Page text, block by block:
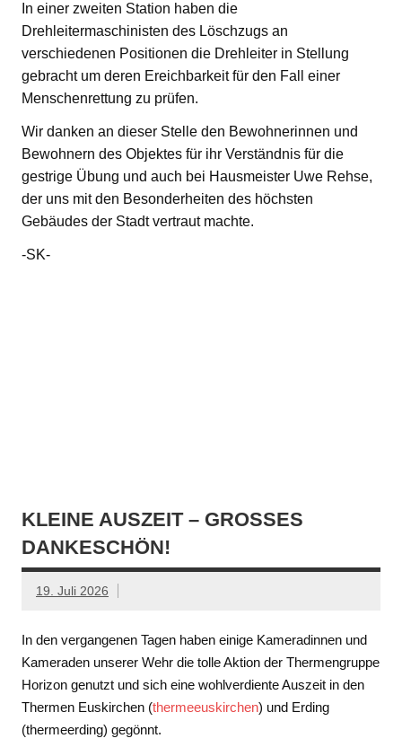
In einer zweiten Station haben die
Drehleitermaschinisten des Löschzugs an
verschiedenen Positionen die Drehleiter in Stellung
gebracht um deren Ereichbarkeit für den Fall einer
Menschenrettung zu prüfen.
Wir danken an dieser Stelle den Bewohnerinnen und
Bewohnern des Objektes für ihr Verständnis für die
gestrige Übung und auch bei Hausmeister Uwe Rehse,
der uns mit den Besonderheiten des höchsten
Gebäudes der Stadt vertraut machte.
-SK-
KLEINE AUSZEIT – GROSSES D
ANKESCHÖN!
19. Juli 2026
In den vergangenen Tagen haben einige Kameradinnen und
Kameraden unserer Wehr die tolle Aktion der Thermengruppe
Horizon genutzt und sich eine wohlverdiente Auszeit in den
Thermen Euskirchen (thermeeuskirchen) und Erding
(thermeerding) gegönnt.